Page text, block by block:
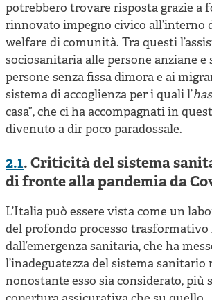
potrebbero trovare risposta grazie a
rinnovato impegno civico all’interno
welfare di comunità. Tra questi
sociosanitaria alle persone anziane e
persone senza fissa dimora e ai
sistema di accoglienza per i quali l’
casa”, che ci ha accompagnati in
divenuto a dir poco paradossale.
2.1. Criticità del sistema
di fronte alla pandemia da
L’Italia può essere vista come un
del profondo processo
dall’emergenza sanitaria, che ha
l’inadeguatezza del sistema sanitario
nonostante esso sia considerato, più